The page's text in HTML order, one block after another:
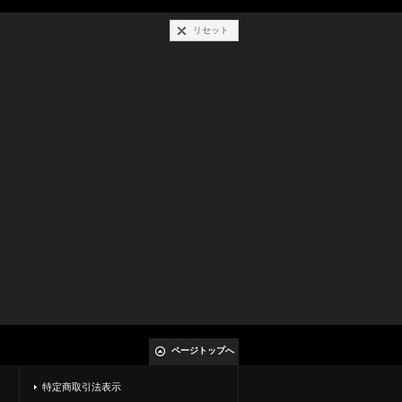
リセット
ページトップへ
特定商取引法表示